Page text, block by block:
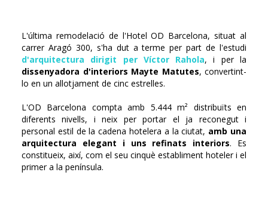
L'última remodelació de l'Hotel OD Barcelona, situat al
carrer Aragó 300, s'ha dut a terme per part de l'estudi
d'arquitectura dirigit per Víctor Rahola, i per la
dissenyadora d'interiors Mayte Matutes, convertint-
lo en un allotjament de cinc estrelles.
L'OD Barcelona compta amb 5.444 m² distribuïts en
diferents nivells, i neix per portar el ja reconegut i
personal estil de la cadena hotelera a la ciutat, amb una
arquitectura elegant i uns refinats interiors. Es
constitueix, així, com el seu cinquè establiment hoteler i el
primer a la península.